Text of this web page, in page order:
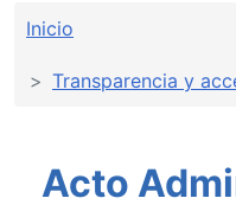
Sobrescribir
Inicio
Transparencia y
Acto